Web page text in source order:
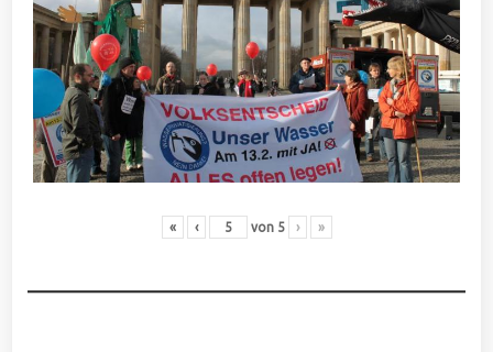
« ‹ von 5 › »